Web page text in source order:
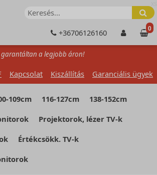
+36706126160 0
garantáltan a legjobb áron!
Kapcsolat Kiszállítás Garanciális ügyek
109cm 116-127cm
138-152cm
Projektorok, lézer TV-k
Értékcsökk. TV-k